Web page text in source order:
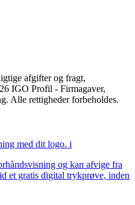
afgifter og fragt,
IGO Profil - Firmagaver,
Alle rettigheder forbeholdes.
med dit logo. i
og kan afvige fra
et gratis digital trykprøve, inden